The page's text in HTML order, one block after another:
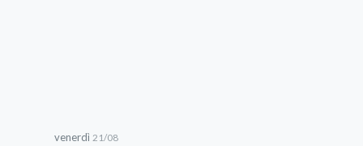
venerdì 21/08